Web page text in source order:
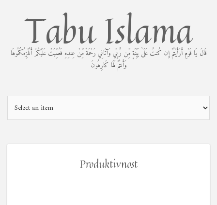
content
Tabu Islama
قَالَ يَا قَوْمِ أَرَأَيْتُمْ إِن كُنتُ عَلَىٰ بَيِّنَةٍ مِّن رَّبِّي وَآتَانِي رَحْمَةً مِّنْ عِندِهِ فَعُمِّيَتْ عَلَيْكُمْ أَنُلْزِمُكُمُوهَا
وَأَنتُمْ لَهَا كَارِهُونَ
Produktivnost